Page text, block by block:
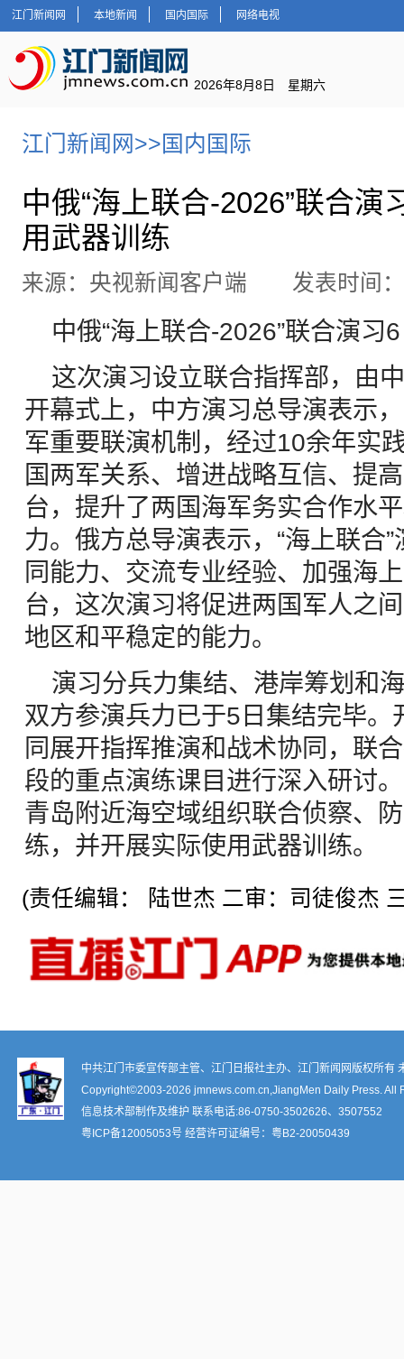
江门新闻网 本地新闻 国内国际 网络电视
2026年8月8日 星期六
江门新闻网 >> 国内国际
中俄“海上联合-2026”联合演
用武器训练
来源：央视新闻客户端 发表时
中俄“海上联合-2026”联合演习
这次演习设立联合指挥部，由
开幕式上，中方演习总导演表示
军重要联演机制，经过10余年实
国两军关系、增进战略互信、提
台，提升了两国海军务实合作水
力。俄方总导演表示，“海上联合
同能力、交流专业经验、加强海
台，这次演习将促进两国军人之
地区和平稳定的能力。
演习分兵力集结、港岸筹划和
双方参演兵力已于5日集结完毕。
同展开指挥推演和战术协同，联
段的重点演练课目进行深入研讨
青岛附近海空域组织联合侦察、
练，并开展实际使用武器训练。
(责任编辑： 陆世杰 二审：司徒俊杰
中共江门市委宣传部主管、江门日报社主办、江门新闻网版权所有
Copyright©2003-2026 jmnews.com.cn,JiangMen Daily Press. All
信息技术部制作及维护 联系电话:86-0750-3502626、3507552
粤ICP备12005053号 经营许可证编号： 粤B2-20050439